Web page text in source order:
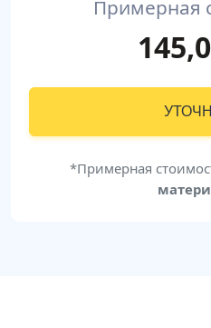
Примерная
*Примерная